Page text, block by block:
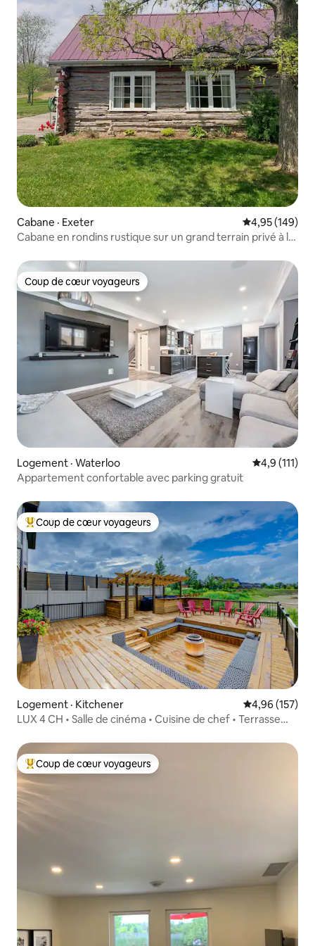
Cabane · Exeter Note
4,95 (149)
Cabane en rondins rustique sur un grand terrain privé à la
Coup de cœur voyageurs
Coup de cœur voyageurs
Logement · Waterloo Note
4,9 (111)
Appartement confortable avec parking gratuit
Coup de cœur voyageurs parmi les plus aimés
Coup de cœur voyageurs
Logement · Kitchener Note
4,96 (157)
LUX 4 CH • Salle de cinéma • Cuisine de chef • Terrasse
Coup de cœur voyageurs parmi les plus aimés
Coup de cœur voyageurs